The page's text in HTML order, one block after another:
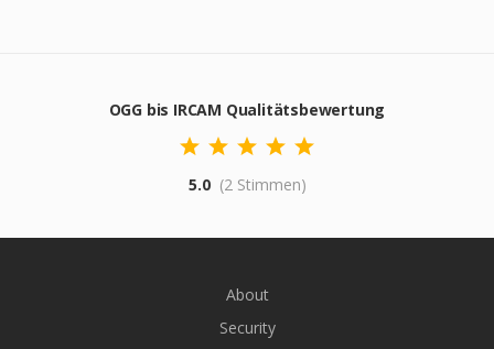
OGG bis IRCAM Qualitätsbewertung
5.0 (2 Stimmen)
About
Security